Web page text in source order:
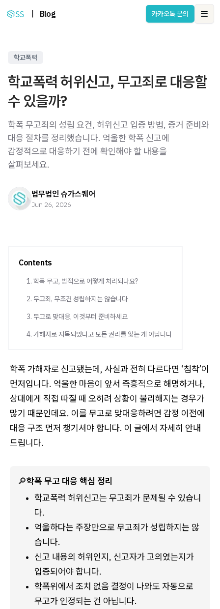
Blog 카카오톡 문의
학교폭력
학교폭력 허위신고, 무고죄로 대응할
수 있을까?
학폭 무고죄의 성립 요건, 허위신고 입증 방법, 증거 준비와
대응 절차를 정리했습니다. 억울한 학폭 신고에
감정적으로 대응하기 전에 확인해야 할 내용을
살펴보세요.
법무법인 슈가스퀘어
Jun 26, 2026
Contents
1. 학폭 무고, 법적으로 어떻게 처리되나요?
2. 무고죄, 무조건 성립하지는 않습니다
3. 무고로 맞대응, 이것부터 준비하세요
4. 가해자로 지목되었다고 모든 권리를 잃는 게 아닙니다
학폭 가해자로 신고됐는데, 사실과 전혀 다르다면 ‘침착’이
먼저입니다. 억울한 마음이 앞서 즉흥적으로 해명하거나,
상대에게 직접 따질 때 오히려 상황이 불리해지는 경우가
많기 때문인데요. 이를 무고로 맞대응하려면 감정 이전에
대응 구조 먼저 챙기셔야 합니다. 이 글에서 자세히 안내
드립니다.
🔎학폭 무고 대응 핵심 정리
학교폭력 허위신고는 무고죄가 문제될 수 있습니
다.
억울하다는 주장만으로 무고죄가 성립하지는 않
습니다.
신고 내용의 허위인지, 신고자가 고의였는지가
입증되어야 합니다.
학폭위에서 조치 없음 결정이 나와도 자동으로
무고가 인정되는 건 아닙니다.